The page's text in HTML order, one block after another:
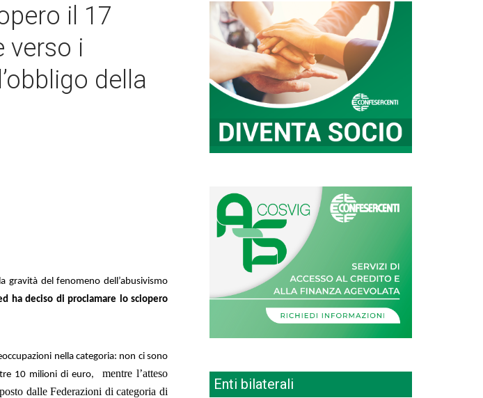
il 17
verso i
della
gravità del fenomeno dell’abusivismo
ha deciso di proclamare lo sciopero
nella categoria: non ci sono
10 milioni di euro,
mentre l’atteso
dalle Federazioni di categoria di
Enti bilaterali